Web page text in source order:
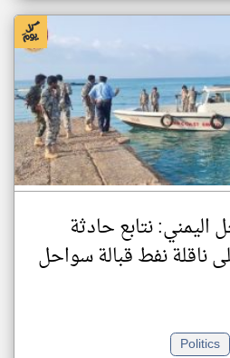
اليمني: نتابع حادثة
ناقلة نفط قبالة سواحل
Politics